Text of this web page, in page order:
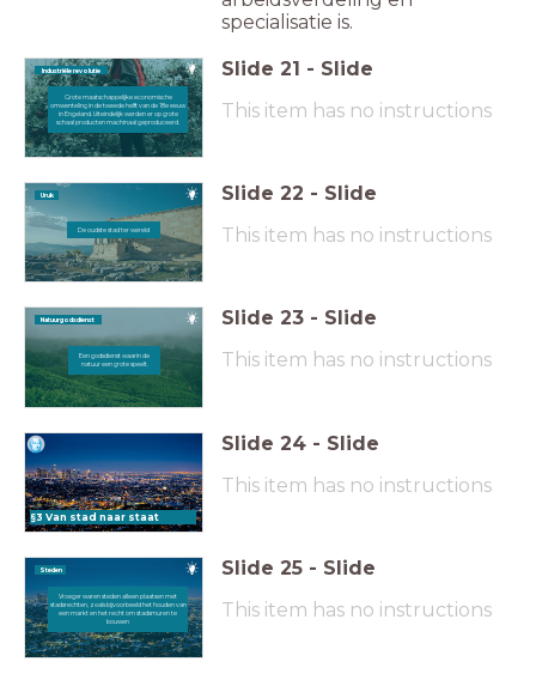
specialisatie is.
Industriële revolutie
Grote maatschappelijke economische
omwenteling in de tweede helft van de 18e eeuw
in Engeland. Uiteindelijk werden er op grote
schaal producten machinaal geproduceerd.
Slide 21 - Slide
This item has no instructions
Uruk
De oudste stad ter wereld
Slide 22 - Slide
This item has no instructions
Natuurgodsdienst
Een godsdienst waarin de
natuur een grote speelt.
Slide 23 - Slide
This item has no instructions
§3 Van stad naar staat
Slide 24 - Slide
This item has no instructions
Steden
Vroeger waren steden alleen plaatsen met
stadsrechten, zoals bijvoorbeeld het houden van
een markt en het recht om stadsmuren te
bouwen
Slide 25 - Slide
This item has no instructions